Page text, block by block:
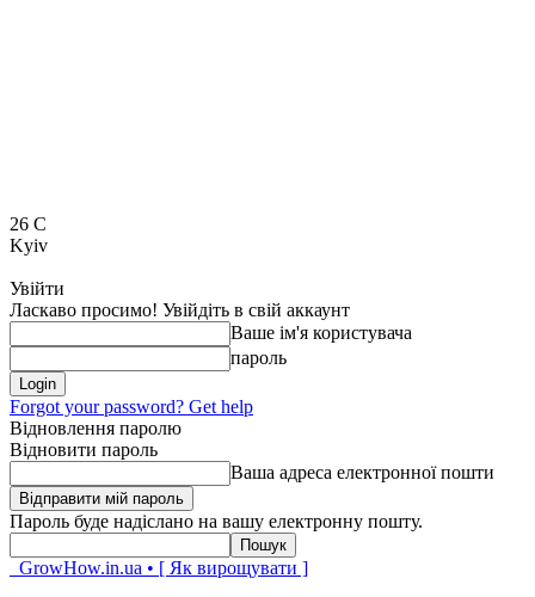
26 C
Kyiv
Увійти
Ласкаво просимо! Увійдіть в свій аккаунт
Ваше ім'я користувача
пароль
Forgot your password? Get help
Відновлення паролю
Відновити пароль
Ваша адреса електронної пошти
Пароль буде надіслано на вашу електронну пошту.
GrowHow.in.ua • [ Як вирощувати ]